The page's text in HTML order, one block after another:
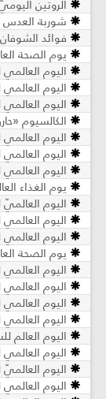
الروتين
شوربة العدس
فوائد الشوفان
يوم الصحة
اليوم
اليوم العالمي
اليوم
الكالسيوم
اليوم
اليوم
اليوم
يوم الغذاء
اليوم
اليوم
اليوم
يوم الصحة
اليوم
اليوم
اليوم
اليوم
اليوم العالم
اليوم
اليوم
اليوم